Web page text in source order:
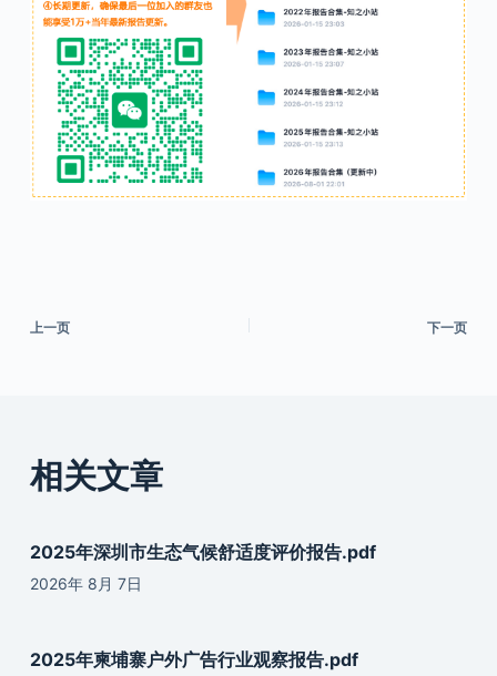
上一页 下一页
相关文章
2025年深圳市生态气候舒适度评价报告.pdf
2026年 8月 7日
2025年柬埔寨户外广告行业观察报告.pdf